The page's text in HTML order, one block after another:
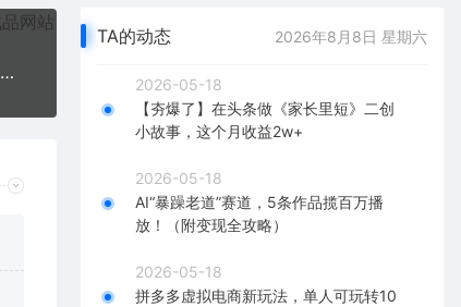
AE超级修炼指南：AE系统性知识体系构建+全顶级案例讲解，不知不觉成为高手
TA的动态 2026年8月8日 星期六
2026-05-18
【夯爆了】在头条做《家长里短》二创
小故事，这个月收益2w+
2026-05-18
AI“暴躁老道”赛道，5条作品揽百万播
放！（附变现全攻略）
2026-05-18
拼多多虚拟电商新玩法，单人可玩转10